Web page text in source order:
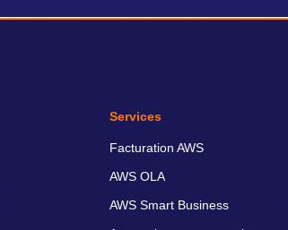
Services
Facturation AWS
AWS OLA
AWS Smart Business